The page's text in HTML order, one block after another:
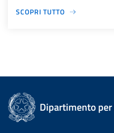
SCOPRI TUTTO
Dipartimento